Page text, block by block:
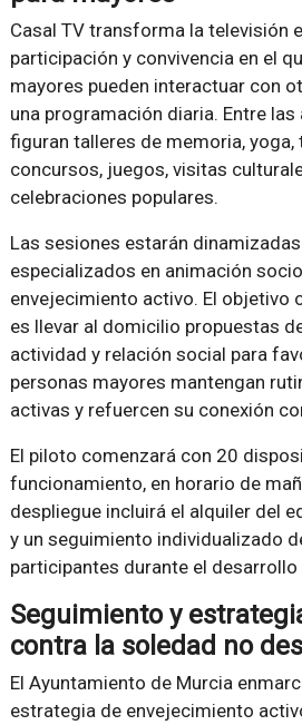
Casal TV transforma la televisión
participación y convivencia en el
mayores pueden interactuar con
una programación diaria. Entre
figuran talleres de memoria, yoga,
concursos, juegos, visitas
celebraciones populares.
Las sesiones estarán
especializados en animación
envejecimiento activo. El objetivo
es llevar al domicilio propuestas
actividad y relación social para
personas mayores mantengan
activas y refuercen su conexión
El piloto comenzará con 20
funcionamiento, en horario de
despliegue incluirá el alquiler del
y un seguimiento individualizado
participantes durante el desarrollo
Seguimiento y
contra la soledad no
El Ayuntamiento de Murcia
estrategia de envejecimiento